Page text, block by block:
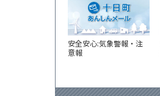
安全安心:気象警報・注
意報